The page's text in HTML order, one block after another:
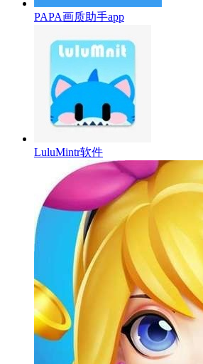
PAPA画质助手app
LuluMintr软件